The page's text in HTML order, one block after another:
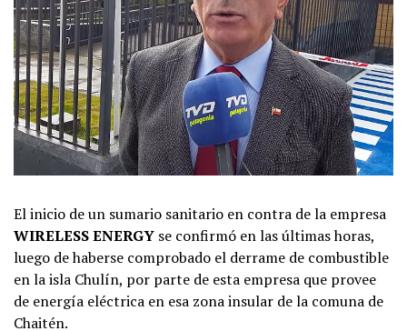
El inicio de un sumario sanitario en contra de la empresa
WIRELESS ENERGY se confirmó en las últimas horas,
luego de haberse comprobado el derrame de combustible
en la isla Chulín, por parte de esta empresa que provee
de energía eléctrica en esa zona insular de la comuna de
Chaitén.